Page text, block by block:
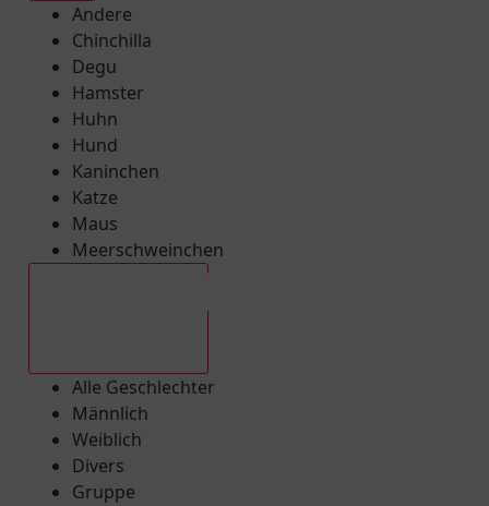
Andere
Chinchilla
Degu
Hamster
Huhn
Hund
Kaninchen
Katze
Maus
Meerschweinchen
Alle Geschlechter
Männlich
Weiblich
Divers
Gruppe